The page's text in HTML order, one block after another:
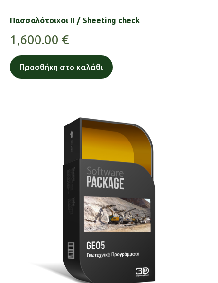
Πασσαλότοιχοι ΙΙ / Sheeting check
1,600.00 €
Προσθήκη στο καλάθι